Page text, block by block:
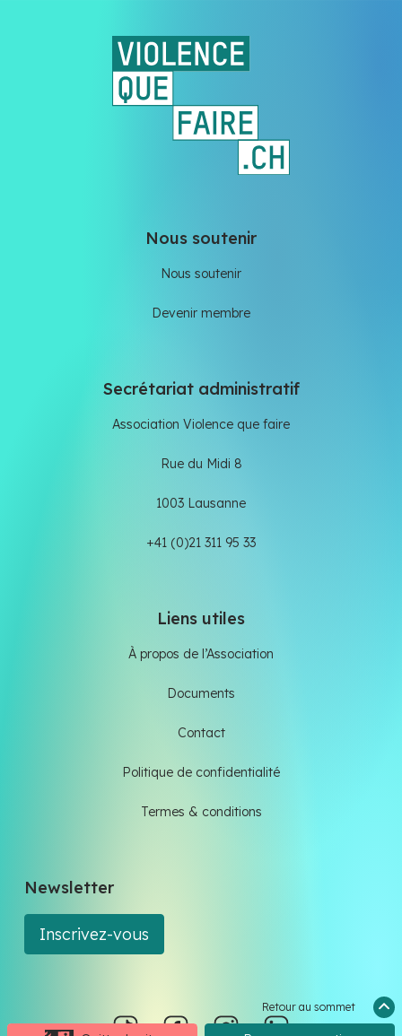
Retour au sommet
Nous soutenir
Nous soutenir
Devenir membre
Secrétariat administratif
Association Violence que faire
Rue du Midi 8
1003 Lausanne
+41 (0)21 311 95 33
Liens utiles
À propos de l’Association
Documents
Contact
Politique de confidentialité
Termes & conditions
Newsletter
Inscrivez-vous